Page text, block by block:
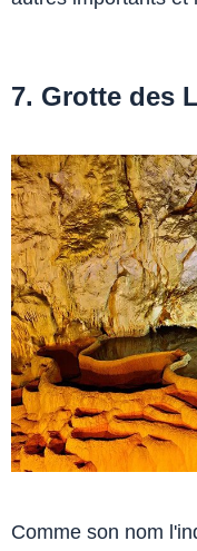
7. Grotte des
Comme son nom